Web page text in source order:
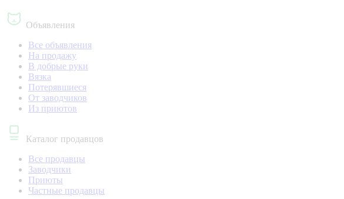
Объявления
Все объявления
На продажу
В добрые руки
Вязка
Потерявшиеся
От заводчиков
Из приютов
Каталог продавцов
Все продавцы
Заводчики
Приюты
Частные продавцы